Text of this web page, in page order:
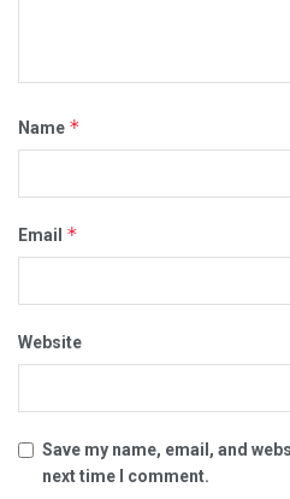
Name *
Email *
Website
Save my name, email, and
next time I comment.